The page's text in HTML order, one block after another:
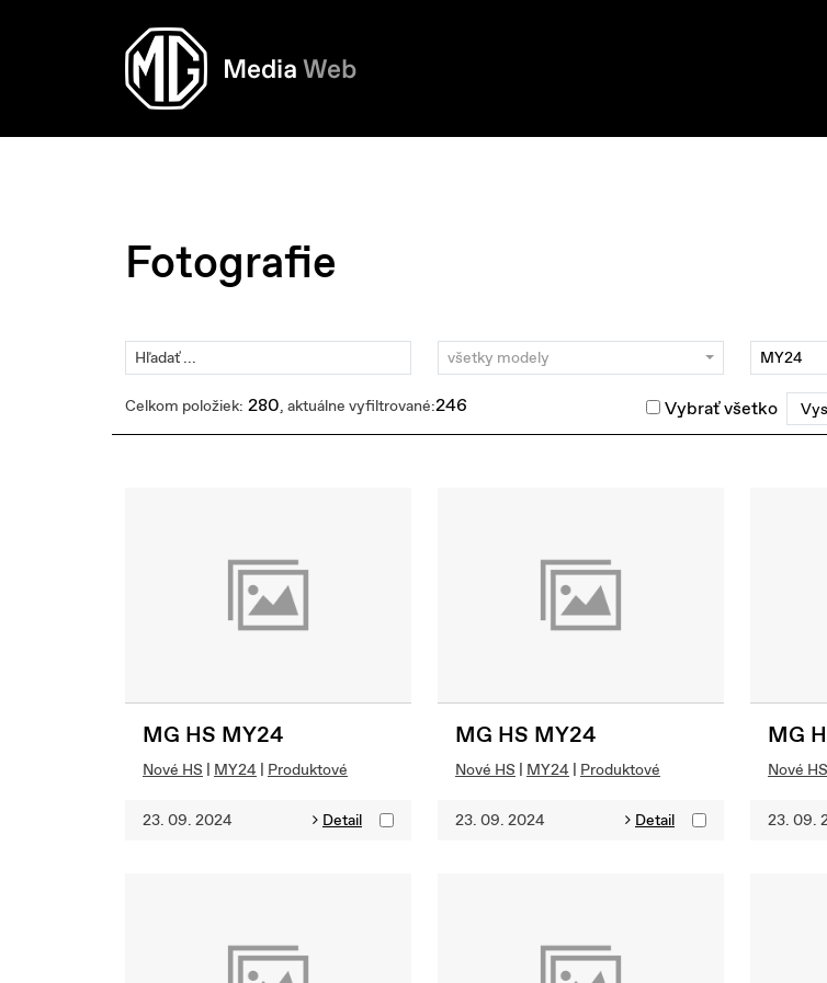
Fotografie
všetky modely MY24
Celkom položiek: 280, aktuálne vyfiltrované:246 Vybrať všetko
MG HS MY24
Nové HS | MY24 | Produktové
23. 09. 2024 Detail
MG HS MY24
Nové HS | MY24 | Produktové
23. 09. 2024 Detail
MG
Nové HS
23. 09.